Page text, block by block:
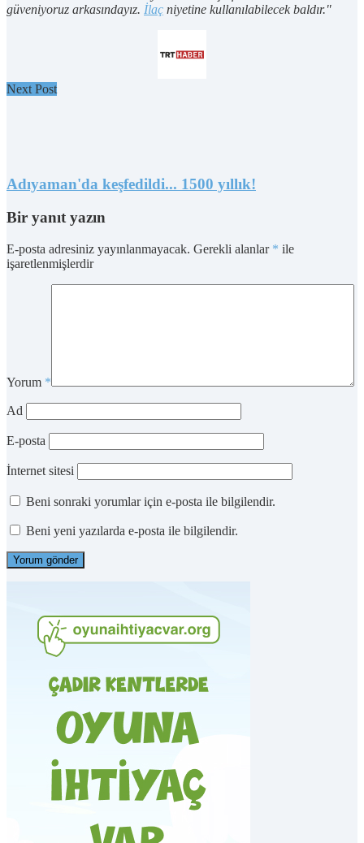
güveniyoruz arkasındayız. İlaç niyetine kullanılabilecek baldır."
Next Post
Adıyaman'da keşfedildi... 1500 yıllık!
Bir yanıt yazın
E-posta adresiniz yayınlanmayacak. Gerekli alanlar * ile
işaretlenmişlerdir
Yorum *
Ad
E-posta
İnternet sitesi
Beni sonraki yorumlar için e-posta ile bilgilendir.
Beni yeni yazılarda e-posta ile bilgilendir.